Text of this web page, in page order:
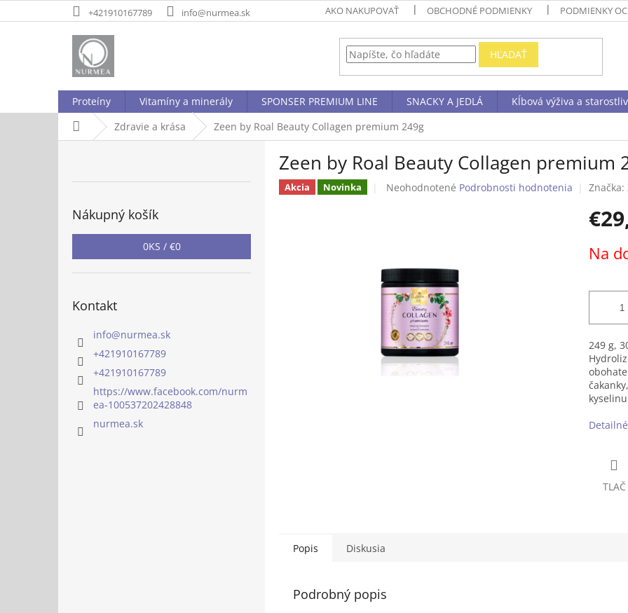
na
+421910167789 info@nurmea.sk AKO NAKUPOVAŤ OBCHODNÉ PODMIENKY PODMIENKY
HĽADAŤ
Proteíny Vitamíny a minerály SPONSER PREMIUM LINE SNACKY A JEDLÁ Kĺbová výživa a
DomovZdravie a krása Zeen by Roal Beauty Collagen premium 249g
Nákupný košík
0KS / €0
Kontakt
info@nurmea.sk
+421910167789
+421910167789
https://www.facebook.com/nurm
ea-100537202428848
nurmea.sk
Zeen by Roal Beauty Collagen premium
Akcia Novinka
Priemerné
5
hviezdičiek.
Neohodnotené Podrobnosti hodnotenia Značka:
cena:
Na
249 g,
TLAČ
Popis Diskusia
Podrobný popis